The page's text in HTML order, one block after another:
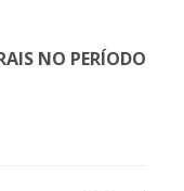
NO PERÍODO